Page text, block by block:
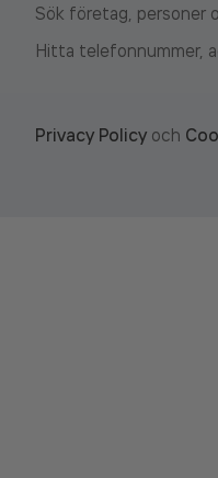
Sök företag, personer
Hitta telefonnummer,
Privacy Policy och